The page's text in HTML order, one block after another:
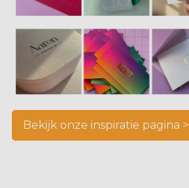
Bekijk onze inspiratie pagina >